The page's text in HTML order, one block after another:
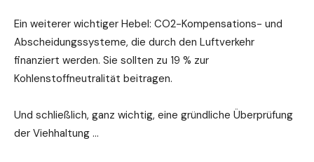
Ein weiterer wichtiger Hebel: CO2-Kompensations- und
Abscheidungssysteme, die durch den Luftverkehr
finanziert werden. Sie sollten zu 19 % zur
Kohlenstoffneutralität beitragen.
Und schließlich, ganz wichtig, eine gründliche Überprüfung
der Viehhaltung …